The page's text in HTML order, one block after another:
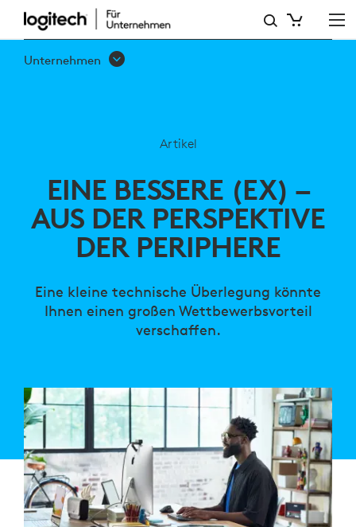
EINE
BESSERE
PERSPEKTIVE
DER
PERIPHERE
Unternehmen
Artikel
EINE BESSERE (EX) –
AUS DER PERSPEKTIVE
DER PERIPHERE
Eine kleine technische Überlegung könnte
Ihnen einen großen Wettbewerbsvorteil
verschaffen.